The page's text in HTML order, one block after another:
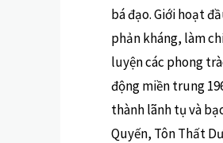
bá đạo. Giới hoạt
phản kháng, làm
luyện các phong
động miền trung
thành lãnh tụ và
Quyến, Tôn Thất